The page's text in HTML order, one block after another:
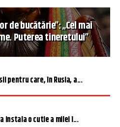
de bucătărie”: „Cel mai
Puterea tineretului”
pentru care, în Rusia, a...
instala o cutie a milei î...